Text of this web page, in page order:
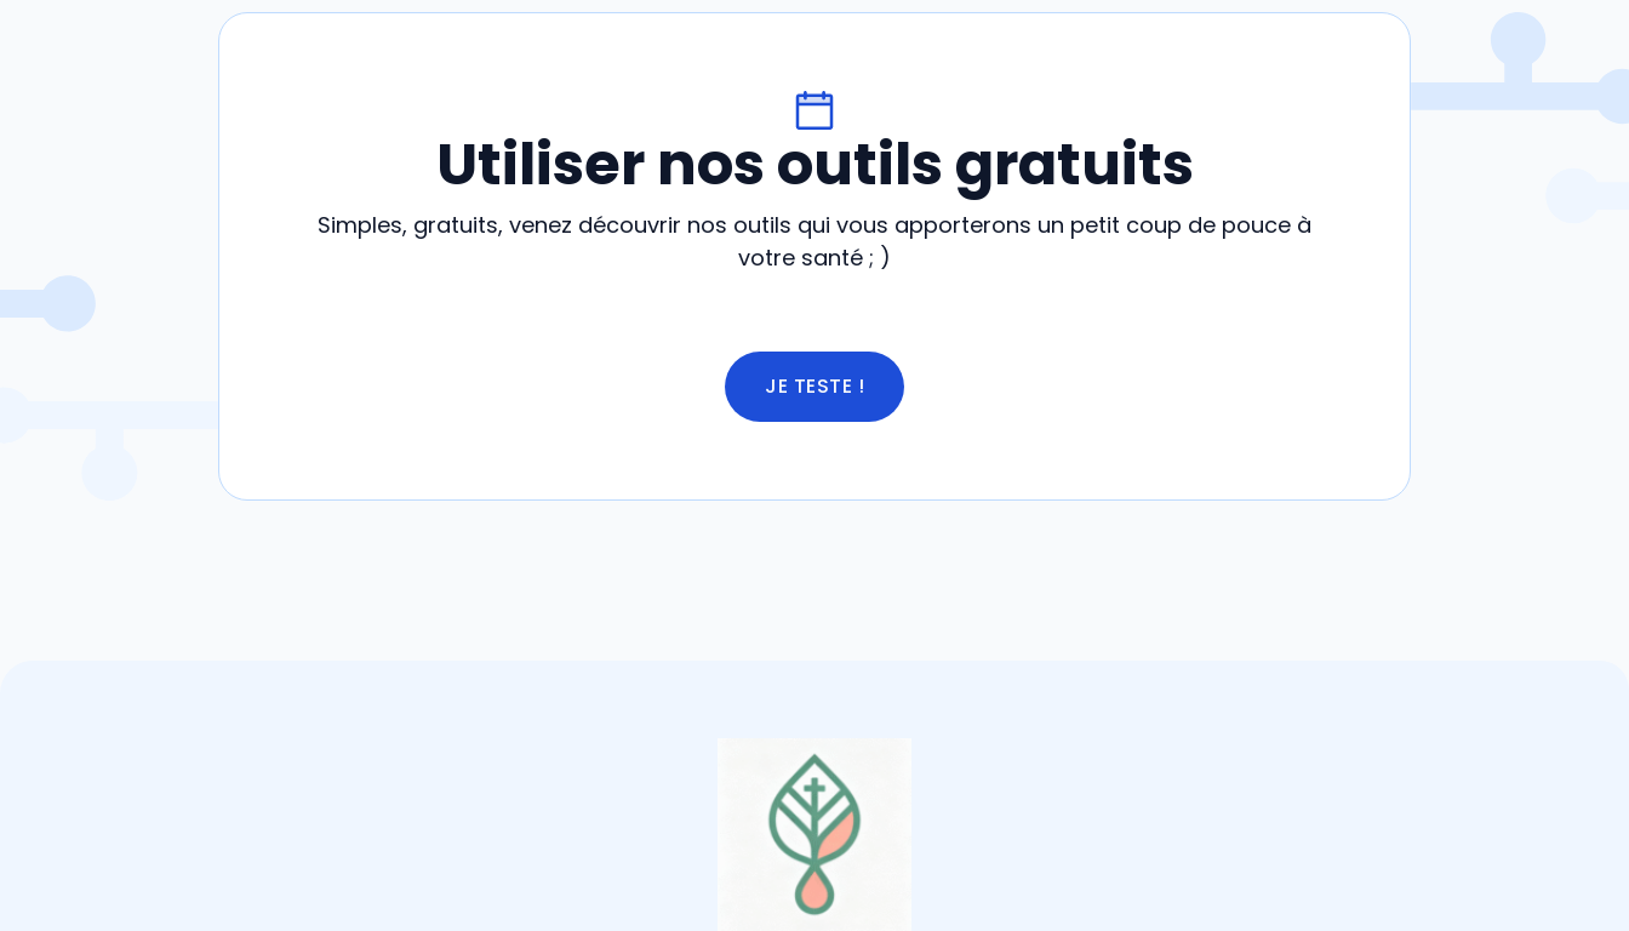
Utiliser nos outils gratuits
Simples, gratuits, venez découvrir nos outils qui vous apporterons un petit coup de pouce à
votre santé ; )
JE TESTE !